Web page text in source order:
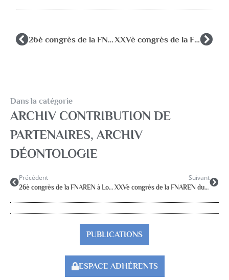
26è congrès de la FNAREN à Lorient du 8 au 11 juin 2011 XXVè congrès de la FNAREN du 2 au 5 juin 2010 à Metz
Dans la catégorie
ARCHIV CONTRIBUTION DE
PARTENAIRES, ARCHIV
DÉONTOLOGIE
Précédent
26è congrès de la FNAREN à Lorient du 8 au 11 juin 2011
Suivant
XXVè congrès de la FNAREN du 2 au 5 juin 2010 à Metz
PUBLICATIONS
ESPACE ADHÉRENTS